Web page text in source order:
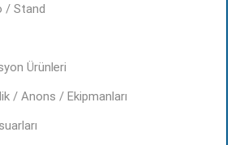
/ Stand
Ürünleri
/ Anons / Ekipmanları